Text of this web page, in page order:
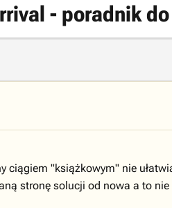
- poradnik
ciągiem "książkowym" nie
stronę solucji od nowa a to